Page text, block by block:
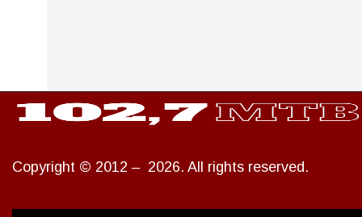
Copyright © 2012 – 2026. All rights reserved.